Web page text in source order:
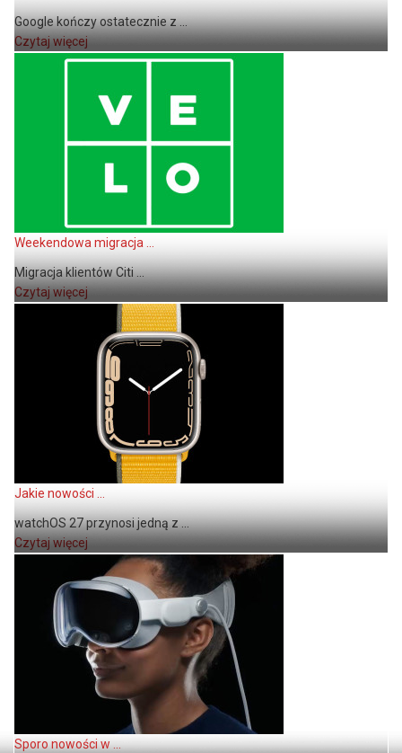
Google kończy ostatecznie z ...
Czytaj więcej
Weekendowa migracja ...
Migracja klientów Citi ...
Czytaj więcej
Jakie nowości ...
watchOS 27 przynosi jedną z ...
Czytaj więcej
Sporo nowości w ...